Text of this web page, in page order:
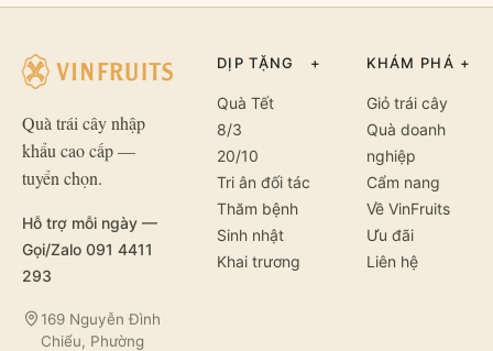
Quà trái cây nhập
khẩu cao cấp —
tuyển chọn.
Hỗ trợ mỗi ngày —
Gọi/Zalo 091 4411
293
169 Nguyễn Đình
Chiểu, Phường
DỊP TẶNG +
Quà Tết
8/3
20/10
Tri ân đối tác
Thăm bệnh
Sinh nhật
Khai trương
KHÁM PHÁ +
Giỏ trái cây
Quà doanh
nghiệp
Cẩm nang
Về VinFruits
Ưu đãi
Liên hệ